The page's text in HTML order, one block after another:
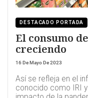
DESTACADO PORTADA
El consumo
creciendo
16 De Mayo De 2023
Así se refleja en el
conocido como IRI y